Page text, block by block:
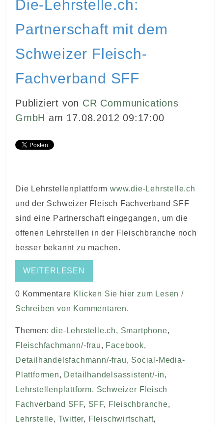
GHOSTWRITING
EVENTS
Die-Lehrstelle.ch:
Partnerschaft mit dem
Schweizer Fleisch-
Fachverband SFF
Publiziert von CR Communications
GmbH am 17.08.2012 09:17:00
Die Lehrstellenplattformwww.die-Lehrstelle.ch
und der Schweizer Fleisch Fachverband SFF
sind eine Partnerschaft eingegangen, um die
offenen Lehrstellen in der Fleischbranche noch
besser bekannt zu machen.
WEITERLESEN
0 Kommentare Klicken Sie hier zum Lesen /
Schreiben von Kommentaren.
Themen:die-Lehrstelle.ch, Smartphone,
Fleischfachmann/-frau, Facebook,
Detailhandelsfachmann/-frau, Social-Media-
Plattformen, Detailhandelsassistent/-in,
Lehrstellenplattform, Schweizer Fleisch
Fachverband SFF, SFF, Fleischbranche,
Lehrstelle, Twitter, Fleischwirtschaft,